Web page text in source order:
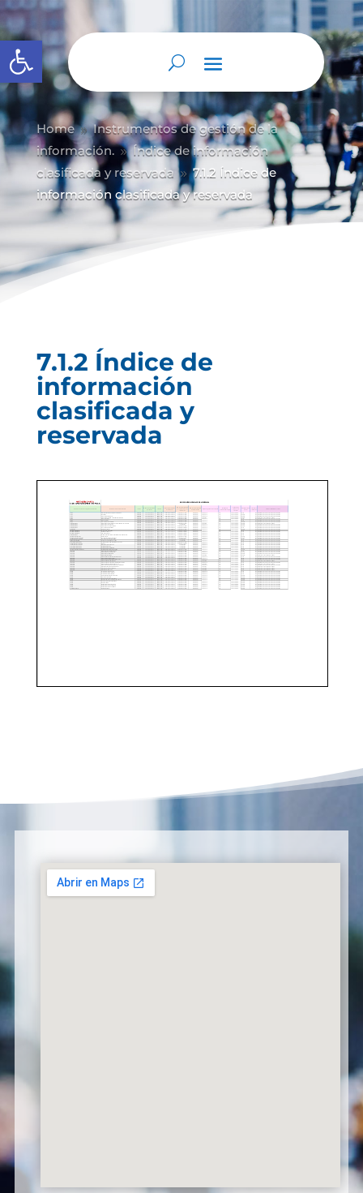
Abrir barra de herramientas
Home 9 Instrumentos de gestión de la
información. 9 Índice de información
clasificada y reservada 9 7.1.2 Índice de
información clasificada y reservada
7.1.2 Índice de
información
clasificada y
reservada